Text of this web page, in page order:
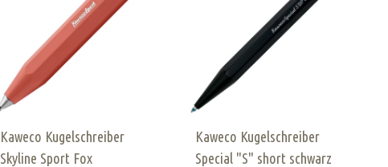
Kaweco Kugelschreiber
Skyline Sport Fox
Kaweco Kugelschreiber
Special "S" short schwarz